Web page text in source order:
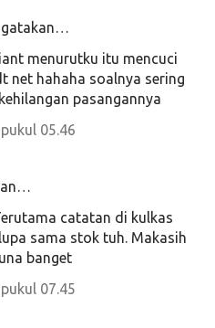
menurutku itu mencuci
net hahaha soalnya sering
pasangannya
05.46
catatan di kulkas
sama stok tuh. Makasih
banget
07.45